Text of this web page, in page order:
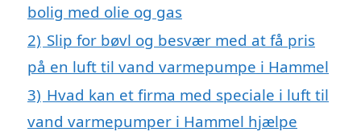
bolig med olie og gas
2) Slip for bøvl og besvær med at få pris
på en luft til vand varmepumpe i Hammel
3) Hvad kan et firma med speciale i luft til
vand varmepumper i Hammel hjælpe